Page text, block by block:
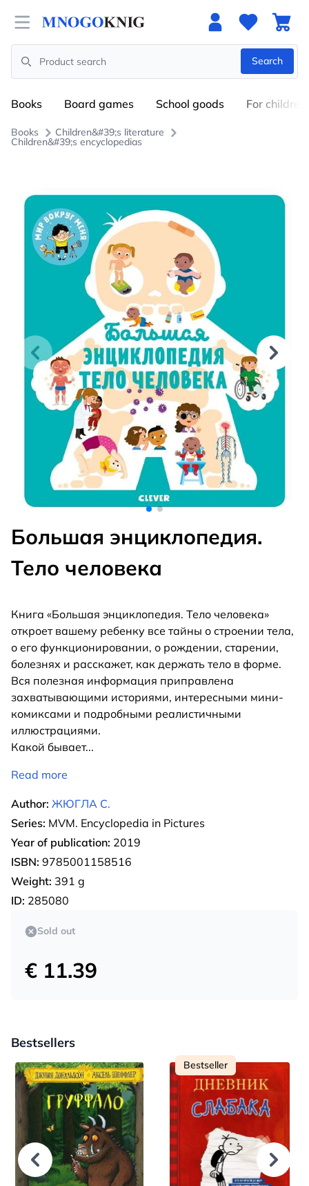
Open menu
Search
Search
Books Board games School goods For children
Books Children&#39;s literature
Children&#39;s encyclopedias
Большая энциклопедия.
Тело человека
Книга «Большая энциклопедия. Тело человека»
откроет вашему ребенку все тайны о строении тела,
о его функционировании, о рождении, старении,
болезнях и расскажет, как держать тело в форме.
Вся полезная информация приправлена
захватывающими историями, интересными мини-
комиксами и подробными реалистичными
иллюстрациями.
Какой бывает...
Read more
Author: ЖЮГЛА С.
Series: MVM. Encyclopedia in Pictures
Year of publication: 2019
ISBN: 9785001158516
Weight: 391 g
ID: 285080
Sold out
€ 11.39
Bestsellers
Bestseller